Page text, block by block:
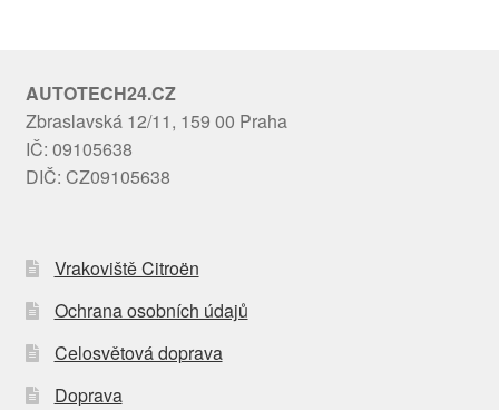
AUTOTECH24.CZ
Zbraslavská 12/11, 159 00 Praha
IČ: 09105638
DIČ: CZ09105638
Vrakoviště Citroën
Ochrana osobních údajů
Celosvětová doprava
Doprava